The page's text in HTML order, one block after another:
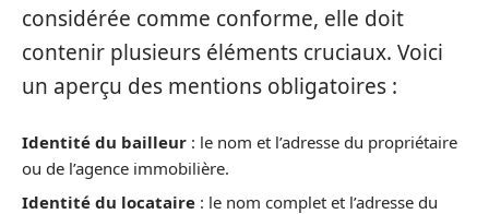
considérée comme conforme, elle doit
contenir plusieurs éléments cruciaux. Voici
un aperçu des mentions obligatoires :
Identité du bailleur : le nom et l’adresse du propriétaire
ou de l’agence immobilière.
Identité du locataire : le nom complet et l’adresse du